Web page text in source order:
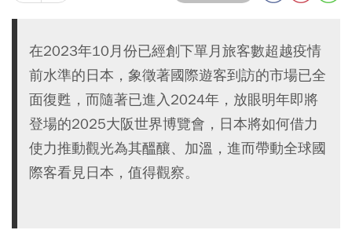
在2023年10月份已經創下單月旅客數超越疫情
前水準的日本，象徵著國際遊客到訪的市場已全
面復甦，而隨著已進入2024年，放眼明年即將
登場的2025大阪世界博覽會，日本將如何借力
使力推動觀光為其醞釀、加溫，進而帶動全球國
際客看見日本，值得觀察。